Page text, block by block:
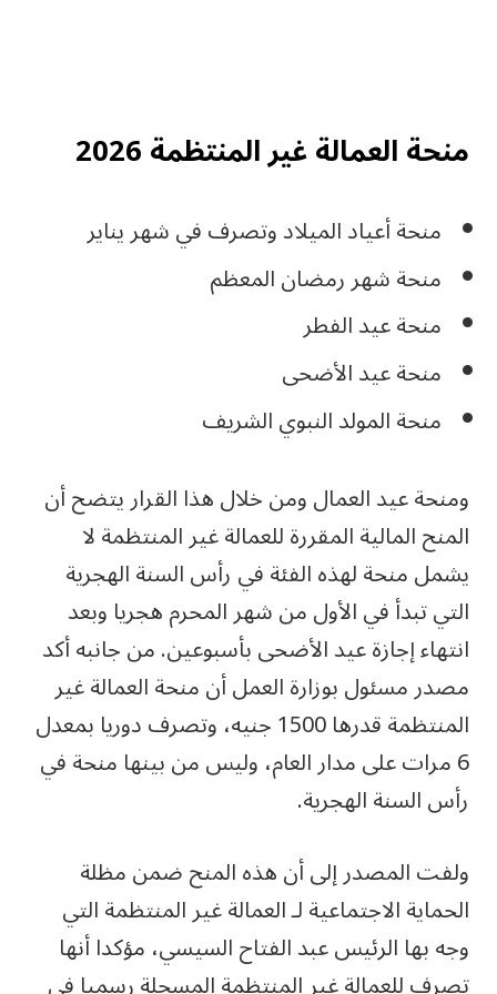
منحة العمالة غير المنتظمة 2026
منحة أعياد الميلاد وتصرف في شهر يناير
منحة شهر رمضان المعظم
منحة عيد الفطر
منحة عيد الأضحى
منحة المولد النبوي الشريف
ومنحة عيد العمال ومن خلال هذا القرار يتضح أن
المنح المالية المقررة للعمالة غير المنتظمة لا
يشمل منحة لهذه الفئة في رأس السنة الهجرية
التي تبدأ في الأول من شهر المحرم هجريا وبعد
انتهاء إجازة عيد الأضحى بأسبوعين. من جانبه أكد
مصدر مسئول بوزارة العمل أن منحة العمالة غير
المنتظمة قدرها 1500 جنيه، وتصرف دوريا بمعدل
6 مرات على مدار العام، وليس من بينها منحة في
رأس السنة الهجرية.
ولفت المصدر إلى أن هذه المنح ضمن مظلة
الحماية الاجتماعية لـ العمالة غير المنتظمة التي
وجه بها الرئيس عبد الفتاح السيسي، مؤكدا أنها